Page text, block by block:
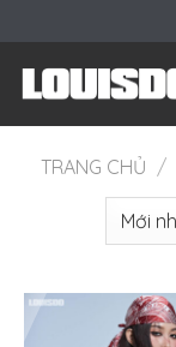
qua
nội
dung
TRANG CHỦ /